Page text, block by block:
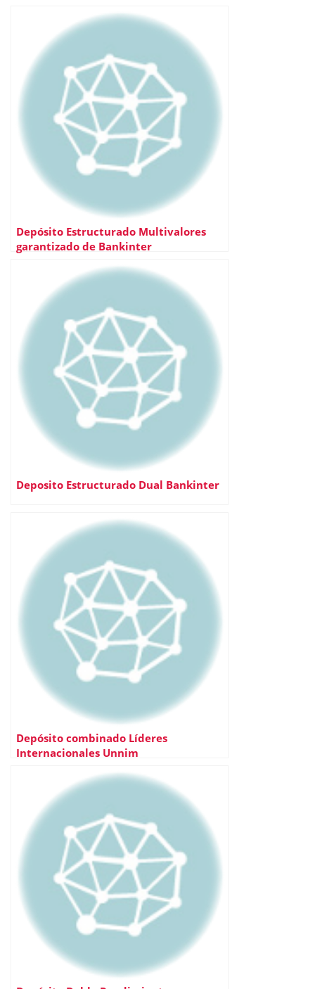
Depósito Estructurado Multivalores
garantizado de Bankinter
Deposito Estructurado Dual Bankinter
Depósito combinado Líderes
Internacionales Unnim